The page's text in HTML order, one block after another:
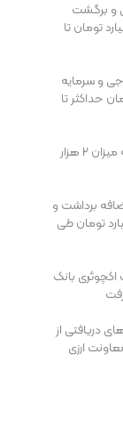
و برگشت
آن به میزان ۹.۶ هزار میلیارد تومان تا
و سرمایه
میلیارد تومان حداکثر تا
۵. احتساب ذخایر لازم جهت کسری ذخیره( سنواتی) به میزان ۲ هزار
برداشت و
به میزان ۶.۳ هزار میلیارد تومان طی
بانک
دریافتی از
طبق مفاد نامه محرمانه ۵ فروردین ۱۴۰۴ معاونت ارزی